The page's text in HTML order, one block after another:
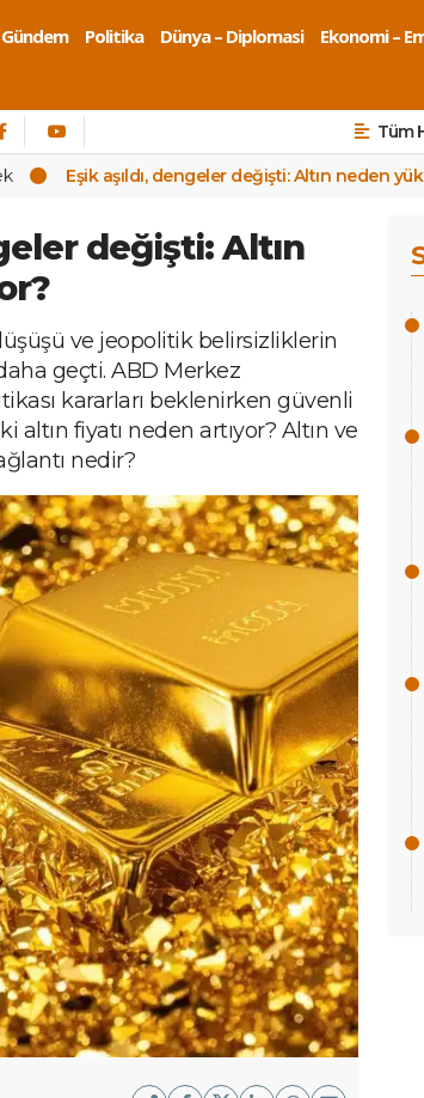
Gündem Politika Dünya – Diplomasi Ekonomi –
Tüm
Eşik aşıldı, dengeler değişti: Altın neden
değişti: Altın
ve jeopolitik belirsizliklerin
geçti. ABD Merkez
kararları beklenirken güvenli
altın fiyatı neden artıyor? Altın ve
nedir?